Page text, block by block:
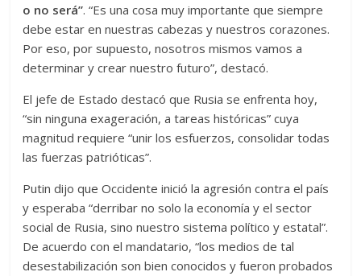
o no será”. “Es una cosa muy importante que siempre
debe estar en nuestras cabezas y nuestros corazones.
Por eso, por supuesto, nosotros mismos vamos a
determinar y crear nuestro futuro”, destacó.
El jefe de Estado destacó que Rusia se enfrenta hoy,
“sin ninguna exageración, a tareas históricas” cuya
magnitud requiere “unir los esfuerzos, consolidar todas
las fuerzas patrióticas”.
Putin dijo que Occidente inició la agresión contra el país
y esperaba “derribar no solo la economía y el sector
social de Rusia, sino nuestro sistema político y estatal”.
De acuerdo con el mandatario, “los medios de tal
desestabilización son bien conocidos y fueron probados